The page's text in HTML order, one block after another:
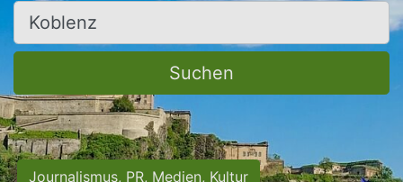
Ort, Stadt
Suchen
Journalismus, PR, Medien, Kultur